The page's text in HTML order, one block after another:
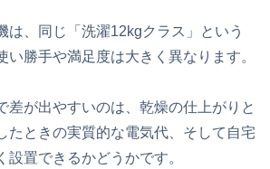
は、同じ「洗濯12kgクラス」という
い勝手や満足度は大きく異なります。
差が出やすいのは、乾燥の仕上がりと
たときの実質的な電気代、そして自宅
設置できるかどうかです。